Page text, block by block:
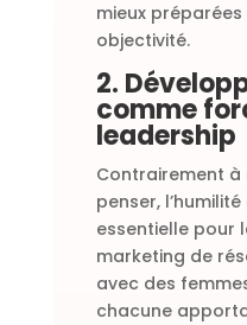
mieux
objectivité.
2.
comme
leadership
Contrairement à
penser,
essentielle pour
marketing de
avec des
chacune